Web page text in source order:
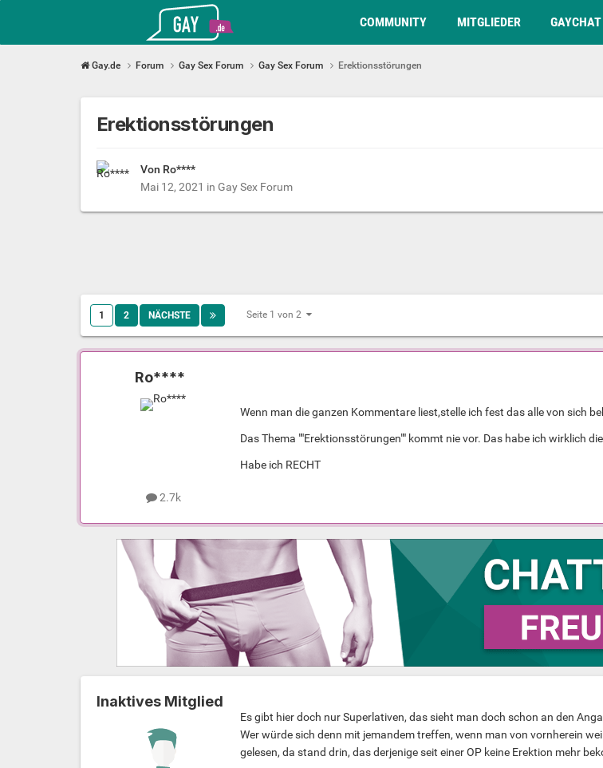
COMMUNITY MITGLIEDER GAYCHAT
Gay.de Forum Gay Sex Forum Gay Sex Forum Erektionsstörungen
Erektionsstörungen
Von Ro****
Mai 12, 2021 in Gay Sex Forum
1 2 NÄCHSTE Seite 1 von 2
Ro****
2.7k
Wenn man die ganzen Kommentare liest,stelle ich fest das alle von sich
Das Thema ""Erektionsstörungen"" kommt nie vor. Das habe ich wirklich
Habe ich RECHT
Inaktives Mitglied
Es gibt hier doch nur Superlativen, das sieht man doch schon an den
Wer würde sich denn mit jemandem treffen, wenn man von vornherein
gelesen, da stand drin, das derjenige seit einer OP keine Erektion mehr